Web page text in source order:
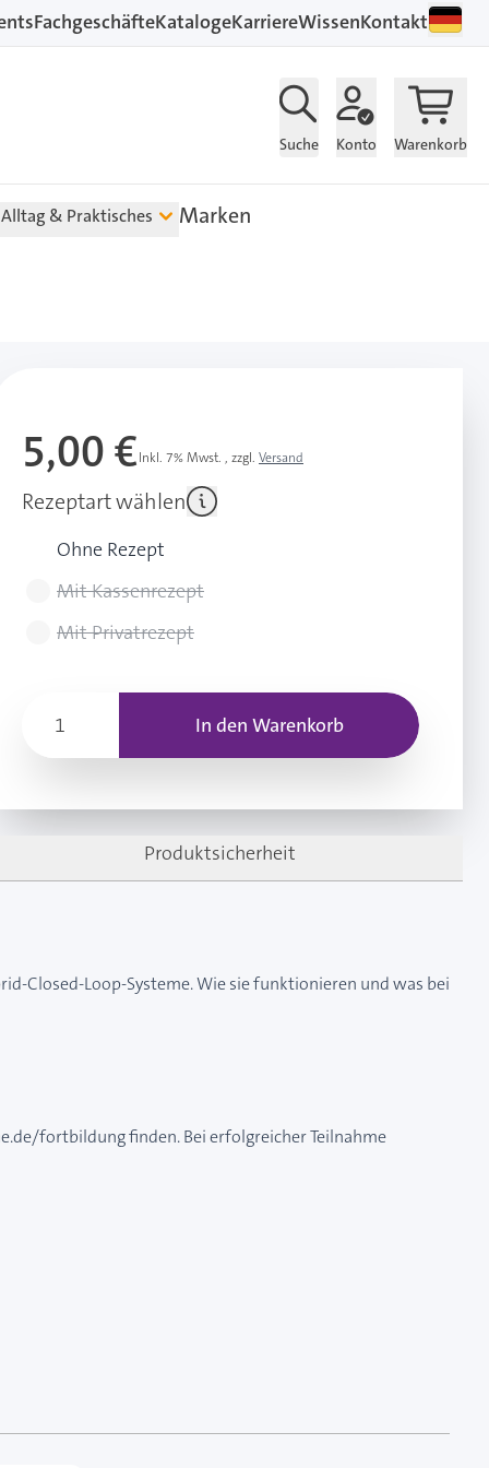
FachgeschäfteKatalogeKarriereWissenKontakt
Suche Konto Warenkorb
Alltag & Praktisches Marken
5,00 €Inkl. 7% Mwst. , zzgl. Versand
Rezeptart wählen
Ohne Rezept
Mit Kassenrezept
Mit Privatrezept
In den Warenkorb
Produktsicherheit
Closed-Loop-Systeme. Wie sie funktionieren und was bei
fortbildung finden. Bei erfolgreicher Teilnahme